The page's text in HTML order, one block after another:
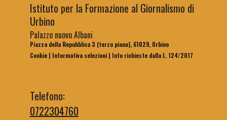
Istituto per la Formazione al Giornalismo di
Urbino
Palazzo nuovo Albani
Piazza della Repubblica 3 (terzo piano), 61029, Urbino
Cookie| Informativa selezioni| Info richieste dalla L. 124/2017
Telefono:
0722304760